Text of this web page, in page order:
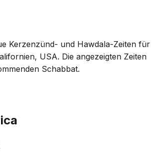
Kerzenzünd- und Hawdala-Zeiten für
USA. Die angezeigten Zeiten
Schabbat.